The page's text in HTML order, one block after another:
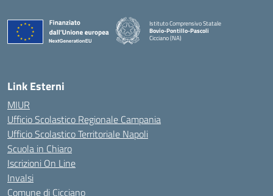
Istituto Comprensivo Statale
Bovio-Pontillo-Pascoli
Cicciano (NA)
Link Esterni
MIUR
Ufficio Scolastico Regionale Campania
Ufficio Scolastico Territoriale Napoli
Scuola in Chiaro
Iscrizioni On Line
Invalsi
Comune di Cicciano